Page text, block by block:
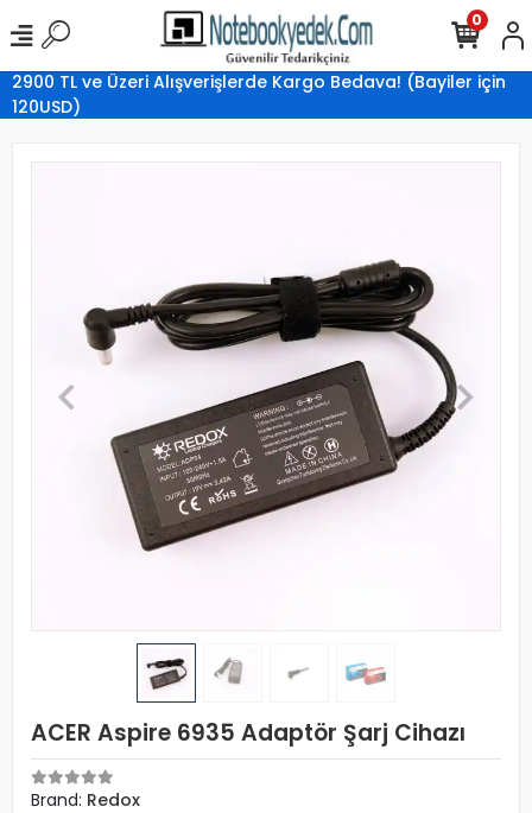
2900 TL ve Üzeri Alışverişlerde Kargo Bedava! (Bayiler için
120USD)
0
ACER Aspire 6935 Adaptör Şarj Cihazı
Brand: Redox